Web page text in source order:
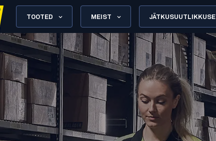
TOOTED MEIST JÄTKUSUUTLIKKUSE